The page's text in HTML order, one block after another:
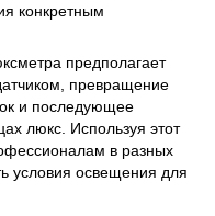
конкретным
предполагает
превращение
и последующее
люкс. Используя этот
в разных
условия освещения для